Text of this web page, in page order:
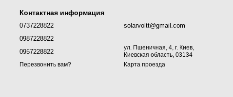
Контактная информация
0737228822
0987228822
0957228822
Перезвонить вам?
solarvoltt@gmail.com
ул. Пшеничная, 4, г. Киев,
Киевская область, 03134
Карта проезда